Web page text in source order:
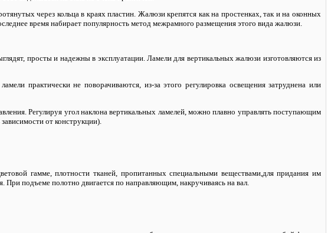
через кольца в краях пластин. Жалюзи крепятся как на простенках, так и на оконных
время набирает популярность метод межрамного размещения этого вида жалюзи.
просты и надежны в эксплуатации.Ламели для вертикальных жалюзи изготовляются из
практически не поворачиваются, из-за этого регулировка освещения затруднена или
Регулируя угол наклона вертикальных ламелей, можно плавно управлять поступающим
от конструкции).
гамме, плотности тканей, пропитанных специальными веществами,для придания им
подъеме полотно двигается по направляющим, накручиваясь на вал.